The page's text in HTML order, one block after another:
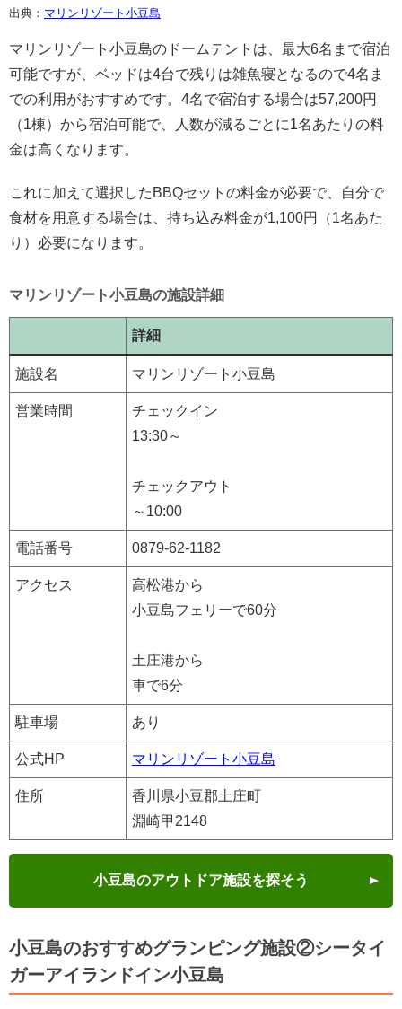
出典： マリンリゾート小豆島
マリンリゾート小豆島のドームテントは、最大6名まで宿泊
可能ですが、ベッドは4台で残りは雑魚寝となるので4名ま
での利用がおすすめです。4名で宿泊する場合は57,200円
（1棟）から宿泊可能で、人数が減るごとに1名あたりの料
金は高くなります。
これに加えて選択したBBQセットの料金が必要で、自分で
食材を用意する場合は、持ち込み料金が1,100円（1名あた
り）必要になります。
マリンリゾート小豆島の施設詳細
詳細
施設名 マリンリゾート小豆島
営業時間
チェックイン
13:30～
チェックアウト
～10:00
電話番号 0879-62-1182
アクセス
高松港から
小豆島フェリーで60分
土庄港から
車で6分
駐車場 あり
公式HP マリンリゾート小豆島
住所
香川県小豆郡土庄町
淵崎甲2148
小豆島のアウトドア施設を探そう
小豆島のおすすめグランピング施設②シータイ
ガーアイランドイン小豆島